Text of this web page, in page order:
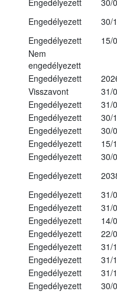
Engedélyezett
30/
Engedélyezett
30/
Engedélyezett
15/
Nem
engedélyezett
Engedélyezett
Visszavont
31/
Engedélyezett
31/
Engedélyezett
30/
Engedélyezett
30/
Engedélyezett
15/
Engedélyezett
30/
Engedélyezett
Engedélyezett
31/
Engedélyezett
31/
Engedélyezett
14/
Engedélyezett
22/
Engedélyezett
31/
Engedélyezett
31/
Engedélyezett
31/
Engedélyezett
30/